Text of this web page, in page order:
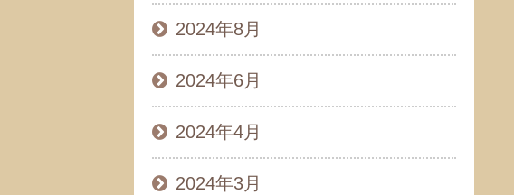
2024年8月
2024年6月
2024年4月
2024年3月